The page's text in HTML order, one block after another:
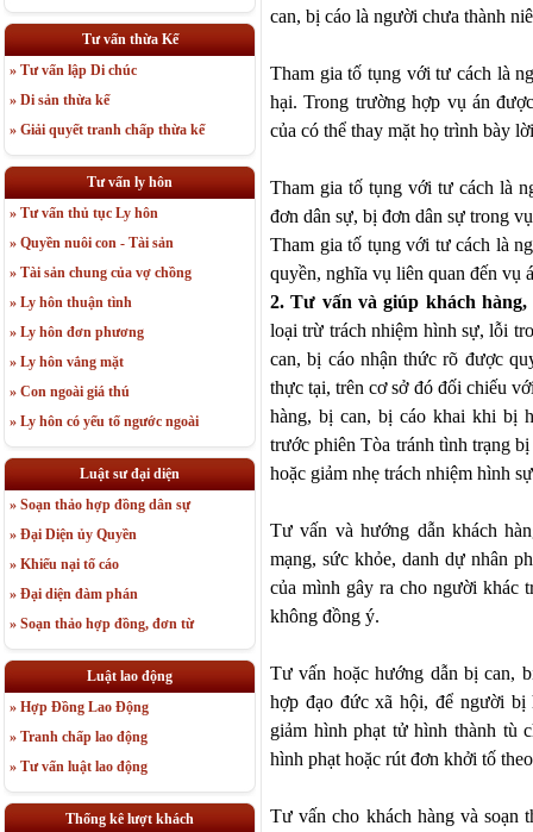
Tư vấn thừa Kế
» Tư vấn lập Di chúc
» Di sản thừa kế
» Giải quyết tranh chấp thừa kế
Tư vấn ly hôn
» Tư vấn thủ tục Ly hôn
» Quyền nuôi con - Tài sản
» Tài sản chung của vợ chồng
» Ly hôn thuận tình
» Ly hôn đơn phương
» Ly hôn vắng mặt
» Con ngoài giá thú
» Ly hôn có yếu tố ngước ngoài
Luật sư đại diện
» Soạn thảo hợp đồng dân sự
» Đại Diện ủy Quyền
» Khiếu nại tố cáo
» Đại diện đàm phán
» Soạn thảo hợp đồng, đơn từ
Luật lao động
» Hợp Đồng Lao Động
» Tranh chấp lao động
» Tư vấn luật lao động
Thống kê lượt khách
can, bị cáo là người chưa thành
Tham giatố tụng với tư cách là
hại. Trong trường hợp vụ án
của có thể thay mặt họ trình bày
Tham giatố tụng với tư cách là
đơn dân sự, bị đơn dân sự trong
Tham giatố tụng với tư cách là
quyền, nghĩa vụ liên quan đến vụ
2.Tư vấn và giúp khách
loại trừ trách nhiệm hình sự, lỗi
can, bị cáo nhận thức rõ được
thực tại, trên cơ sở đó đối chiếu
hàng, bị can, bị cáo khai khi bị
trước phiên Tòa tránh tình trạng
hoặc giảm nhẹ trách nhiệm hình
Tư vấn và hướng dẫn khách
mạng, sức khỏe, danh dự nhân
của mình gây ra cho người khác
không đồng ý.
Tư vấn hoặc hướng dẫn bị can,
hợp đạo đức xã hội, để người bị
giảm hình phạt tử hình thành tù
hình phạt hoặc rút đơn khởi tố
Tư vấn cho khách hàng và